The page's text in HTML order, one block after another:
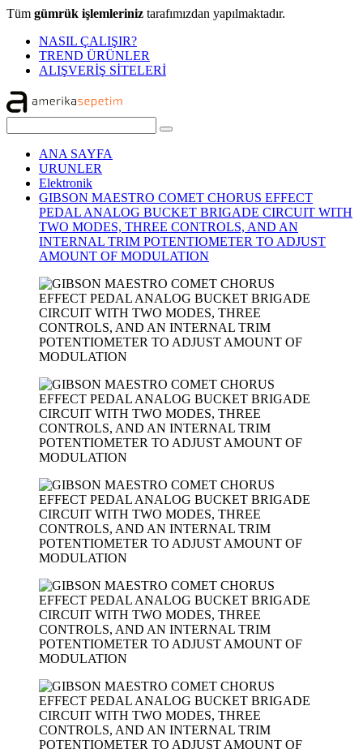
Tüm gümrük işlemleriniz tarafımızdan yapılmaktadır.
NASIL ÇALIŞIR?
TREND ÜRÜNLER
ALIŞVERİŞ SİTELERİ
ANA SAYFA
URUNLER
Elektronik
GIBSON MAESTRO COMET CHORUS EFFECT
PEDAL ANALOG BUCKET BRIGADE CIRCUIT WITH
TWO MODES, THREE CONTROLS, AND AN
INTERNAL TRIM POTENTIOMETER TO ADJUST
AMOUNT OF MODULATION